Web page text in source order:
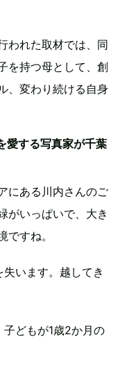
われた取材では、同
を持つ母として、創
、変わり続ける自身
愛する写真家が千葉
にある川内さんのご
がいっぱいで、大き
すね。
います。越してき
子どもが1歳2か月の